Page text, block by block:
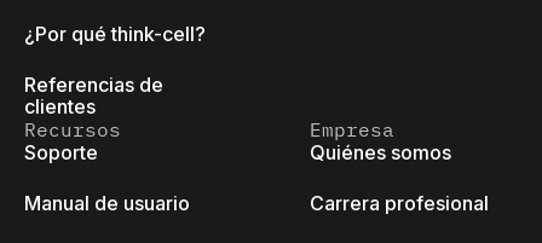
¿Por qué think-cell?
Referencias de
clientes
Recursos
Soporte
Manual de usuario
Empresa
Quiénes somos
Carrera profesional